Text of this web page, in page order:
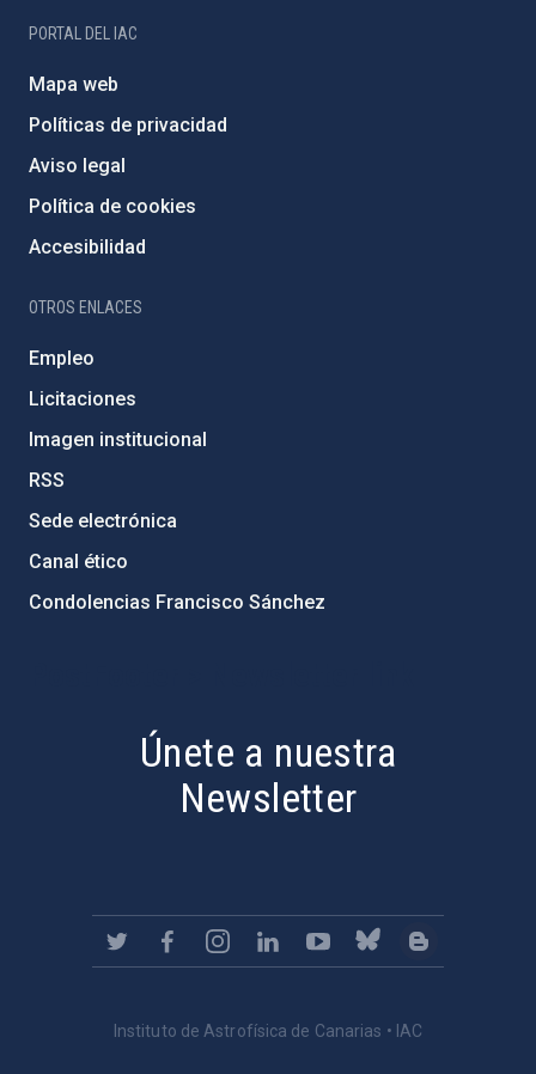
PORTAL DEL IAC
Mapa web
Políticas de privacidad
Aviso legal
Política de cookies
Accesibilidad
OTROS ENLACES
Empleo
Licitaciones
Imagen institucional
RSS
Sede electrónica
Canal ético
Condolencias Francisco Sánchez
Únete a nuestra
Newsletter
Instituto de Astrofísica de Canarias • IAC